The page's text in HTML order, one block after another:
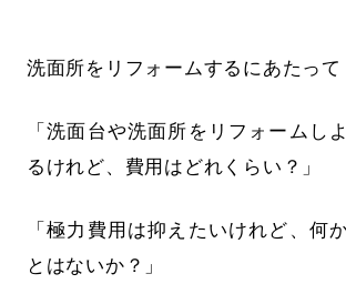
洗面所をリフォームするにあたって
「洗面台や洗面所をリフォームし
るけれど、費用はどれくらい？」
「極力費用は抑えたいけれど、何
とはないか？」